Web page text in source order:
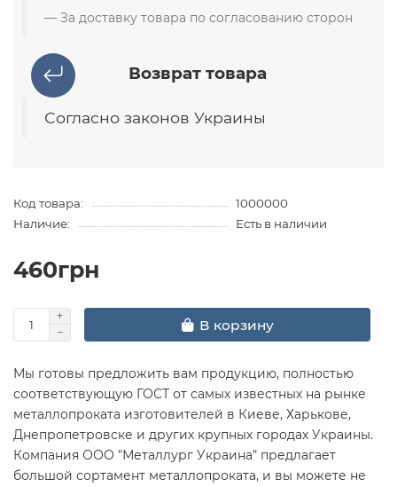
За доставку товара по согласованию сторон
Возврат товара
Согласно законов Украины
Код товара:
1000000
Наличие:
Есть в наличии
460грн
В корзину
Мы готовы предложить вам продукцию, полностью
соответствующую ГОСТ от самых известных на рынке
металлопроката изготовителей в Киеве, Харькове,
Днепропетровске и других крупных городах Украины.
Компания ООО "Металлург Украина" предлагает
большой сортамент металлопроката, и вы можете не